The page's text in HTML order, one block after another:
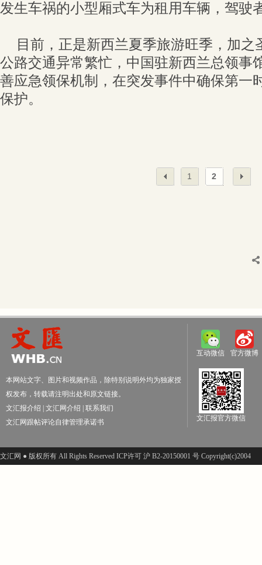
发生车祸的小型厢式车为租用车辆，驾驶
目前，正是新西兰夏季旅游旺季，加
公路交通异常繁忙，中国驻新西兰总领事
善应急领保机制，在突发事件中确保第一
保护。
1 2
本网站文字、图片和视频作品，除特别说明外均为独家授
权发布，转载请注明出处和原文链接。
文汇报介绍
文汇网介绍
联系我们
文汇网跟帖评论自律管理承诺书
互动微信 官方微博
文汇报官方微信
文汇网 ● 版权所有 All Rights Reserved ICP许可 沪 B2-20150001 号 Copyright(c)2004